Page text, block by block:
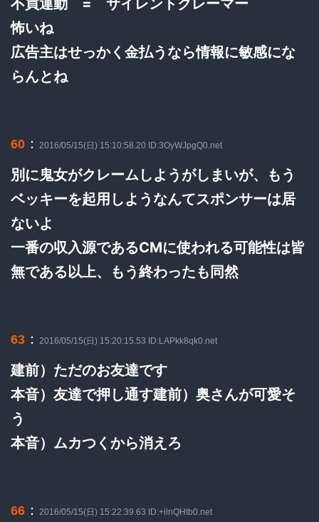
怖いね
広告主はせっかく金払うなら情報に敏感にな
らんとね
60 ： 2016/05/15(日) 15:10:58.20 ID:3OyWJpgQ0.net
別に鬼女がクレームしようがしまいが、もう
ベッキーを起用しようなんてスポンサーは居
ないよ
一番の収入源であるCMに使われる可能性は皆
無である以上、もう終わったも同然
63 ： 2016/05/15(日) 15:20:15.53 ID:LAPkk8qk0.net
建前）ただのお友達です
本音）友達で押し通す建前）奥さんが可愛そ
う
本音）ムカつくから消えろ
66 ： 2016/05/15(日) 15:22:39.63 ID:+ilnQHtb0.net